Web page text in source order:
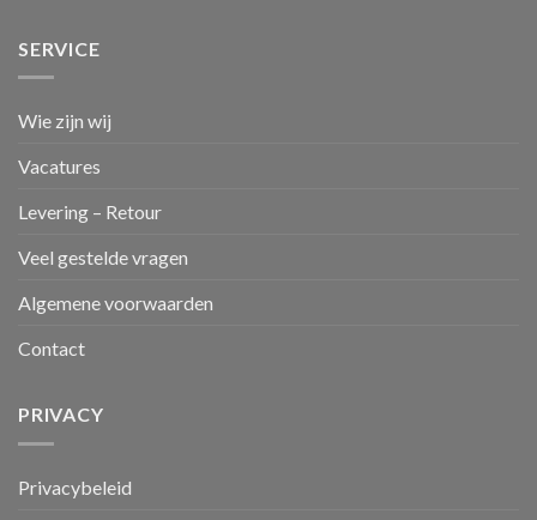
SERVICE
Wie zijn wij
Vacatures
Levering – Retour
Veel gestelde vragen
Algemene voorwaarden
Contact
PRIVACY
Privacybeleid